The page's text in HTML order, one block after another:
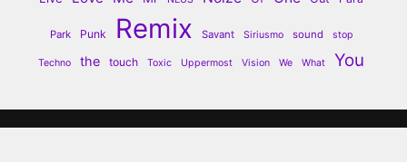
Park Punk Remix Savant Siriusmo sound stop
Techno the touch Toxic Uppermost Vision We What You